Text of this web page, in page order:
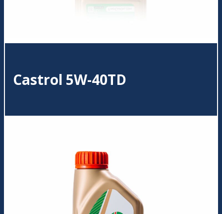
Castrol 5W-40TD